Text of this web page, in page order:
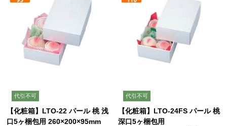
代引不可
【化粧箱】LTO-22 パール 桃 浅
口5ヶ梱包用 260×200×95mm
代引不可
【化粧箱】LTO-24FS パール 桃
深口5ヶ梱包用